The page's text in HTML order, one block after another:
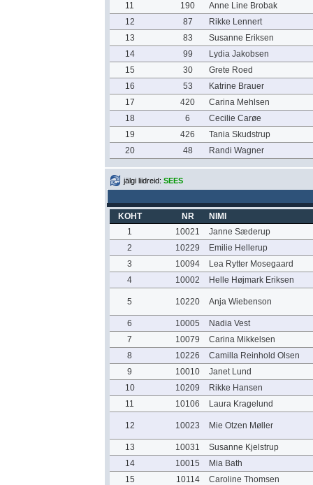
11
190
Anne Line Brobak
12
87
Rikke Lennert
13
83
Susanne Eriksen
14
99
Lydia Jakobsen
15
30
Grete Roed
16
53
Katrine Brauer
17
420
Carina Mehlsen
18
6
Cecilie Carøe
19
426
Tania Skudstrup
20
48 Randi Wagner
jälgi liidreid: SEES
KOHT NR
NIMI
1
10021
Janne Sæderup
2
10229
Emilie Hellerup
3
10094
Lea Rytter Mosegaard
4
10002 Helle Højmark Eriksen
5 10220 Anja Wiebenson
6 10005
Nadia Vest
7
10079
Carina Mikkelsen
8
10226
Camilla Reinhold Olsen
9
10010
Janet Lund
10
10209
Rikke Hansen
11
10106 Laura Kragelund
12 10023 Mie Otzen Møller
13 10031
Susanne Kjelstrup
14
10015
Mia Bath
15
10114
Caroline Thomsen